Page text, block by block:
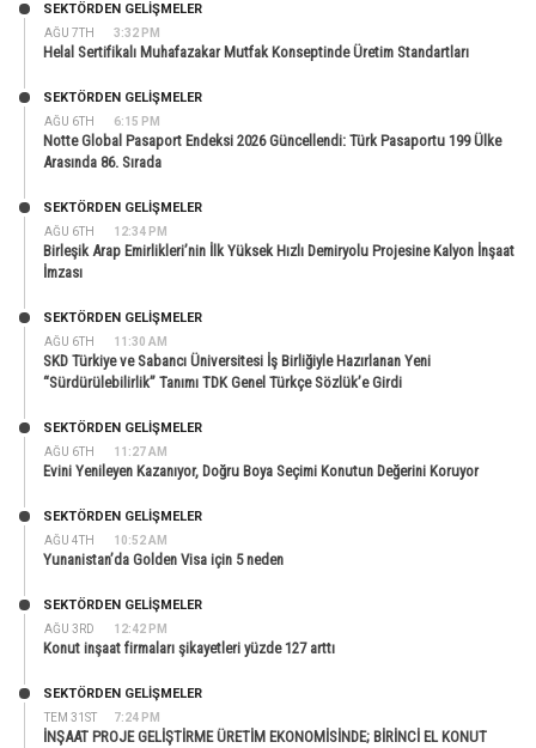
AĞU 7TH 3:32 PM
SEKTÖRDEN GELIŞMELER
Helal Sertifikalı Muhafazakar Mutfak Konseptinde Üretim Standartları
AĞU 6TH 6:15 PM
SEKTÖRDEN GELIŞMELER
Notte Global Pasaport Endeksi 2026 Güncellendi: Türk Pasaportu 199 Ülke
Arasında 86. Sırada
AĞU 6TH 12:34 PM
SEKTÖRDEN GELIŞMELER
Birleşik Arap Emirlikleri’nin İlk Yüksek Hızlı Demiryolu Projesine Kalyon İnşaat
İmzası
AĞU 6TH 11:30 AM
SEKTÖRDEN GELIŞMELER
SKD Türkiye ve Sabancı Üniversitesi İş Birliğiyle Hazırlanan Yeni
“Sürdürülebilirlik” Tanımı TDK Genel Türkçe Sözlük’e Girdi
AĞU 6TH 11:27 AM
SEKTÖRDEN GELIŞMELER
Evini Yenileyen Kazanıyor, Doğru Boya Seçimi Konutun Değerini Koruyor
AĞU 4TH 10:52 AM
SEKTÖRDEN GELIŞMELER
Yunanistan’da Golden Visa için 5 neden
AĞU 3RD 12:42 PM
SEKTÖRDEN GELIŞMELER
Konut inşaat firmaları şikayetleri yüzde 127 arttı
TEM 31ST 7:24 PM
SEKTÖRDEN GELIŞMELER
İNŞAAT PROJE GELİŞTİRME ÜRETİM EKONOMİSİNDE; BİRİNCİ EL KONUT